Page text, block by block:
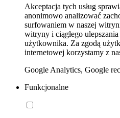
Akceptacja tych usług
anonimowo analizować
surfowaniem w naszej
witryny i ciągłego
użytkownika. Za zgodą
internetowej korzystamy z
Google Analytics, Google
Funkcjonalne